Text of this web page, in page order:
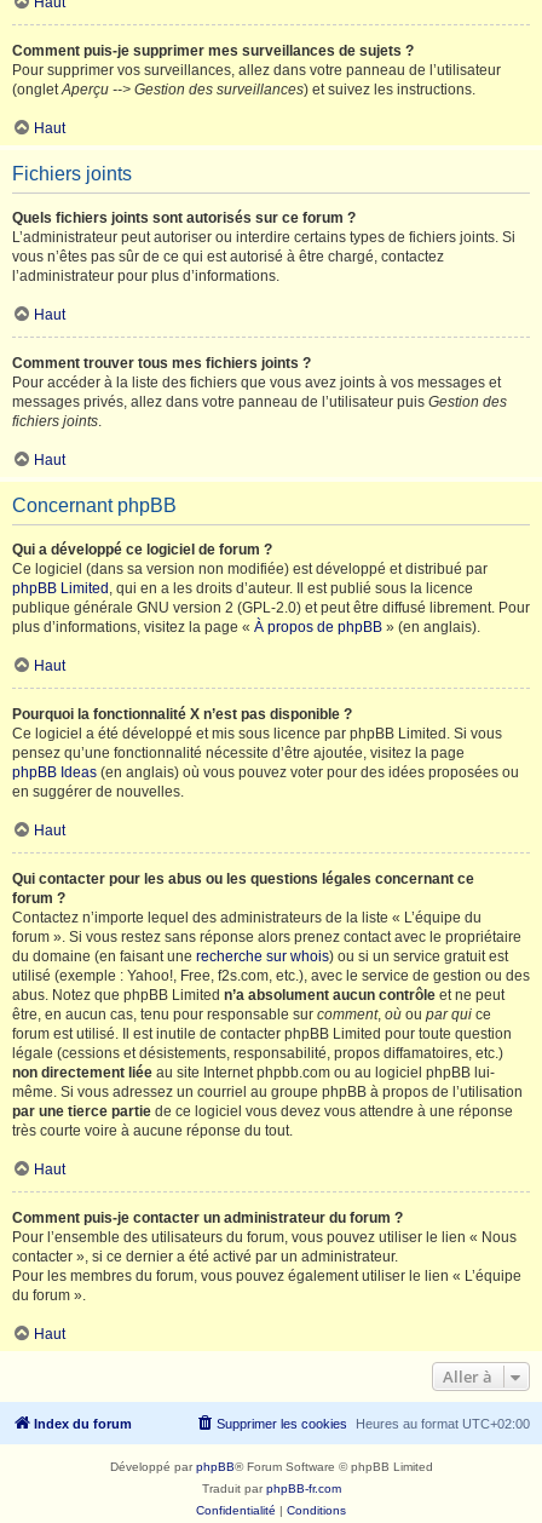
Comment puis-je supprimer mes surveillances de sujets ?
Pour supprimer vos surveillances, allez dans votre panneau de l’utilisateur
(ongletAperçu --> Gestion des surveillances) et suivez les instructions.
Haut
Fichiers joints
Quels fichiers joints sont autorisés sur ce forum ?
L’administrateur peut autoriser ou interdire certains types de fichiers joints. Si
vous n’êtes pas sûr de ce qui est autorisé à être chargé, contactez
l’administrateur pour plus d’informations.
Haut
Comment trouver tous mes fichiers joints ?
Pour accéder à la liste des fichiers que vous avez joints à vos messages et
messages privés, allez dans votre panneau de l’utilisateur puis Gestion des
fichiers joints.
Haut
Concernant phpBB
Qui a développé ce logiciel de forum ?
Ce logiciel (dans sa version non modifiée) est développé et distribué par
phpBB Limited , qui en a les droits d’auteur. Il est publié sous la licence
publique générale GNU version 2 (GPL-2.0) et peut être diffusé librement. Pour
plus d’informations, visitez la page « À propos de phpBB » (en anglais).
Haut
Pourquoi la fonctionnalité X n’est pas disponible ?
Ce logiciel a été développé et mis sous licence par phpBB Limited. Si vous
pensez qu’une fonctionnalité nécessite d’être ajoutée, visitez la page
phpBB Ideas (en anglais) où vous pouvez voter pour des idées proposées ou
en suggérer de nouvelles.
Haut
Qui contacter pour les abus ou les questions légales concernant ce
forum ?
Contactez n’importe lequel des administrateurs de la liste « L’équipe du
forum ». Si vous restez sans réponse alors prenez contact avec le propriétaire
du domaine (en faisant une recherche sur whois) ou si un service gratuit est
utilisé (exemple : Yahoo!, Free, f2s.com, etc.), avec le service de gestion ou des
abus. Notez que phpBB Limited n’a absolument aucun contrôle et ne peut
être, en aucun cas, tenu pour responsable sur comment, où ou par qui ce
forum est utilisé. Il est inutile de contacter phpBB Limited pour toute question
légale (cessions et désistements, responsabilité, propos diffamatoires, etc.)
non directement liée au site Internet phpbb.com ou au logiciel phpBB lui-
même. Si vous adressez un courriel au groupe phpBB à propos de l’utilisation
par une tierce partie de ce logiciel vous devez vous attendre à une réponse
très courte voire à aucune réponse du tout.
Haut
Comment puis-je contacter un administrateur du forum ?
Pour l’ensemble des utilisateurs du forum, vous pouvez utiliser le lien « Nous
contacter », si ce dernier a été activé par un administrateur.
Pour les membres du forum, vous pouvez également utiliser le lien « L’équipe
du forum ».
Haut
Aller à
Index du forum Heures au format UTC+02:00
Supprimer les cookies
Développé parphpBB® Forum Software © phpBB Limited
Traduit parphpBB-fr.com
Confidentialité | Conditions